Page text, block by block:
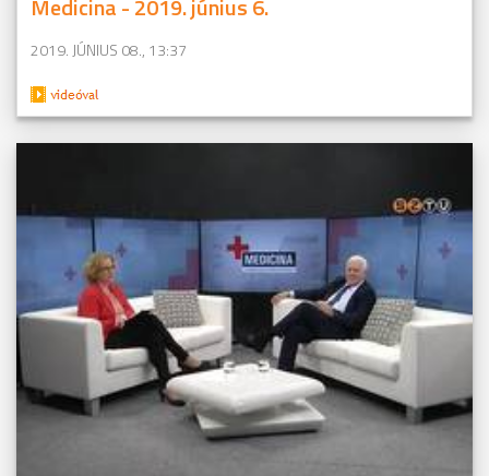
Medicina - 2019. június 6.
2019. JÚNIUS 08., 13:37